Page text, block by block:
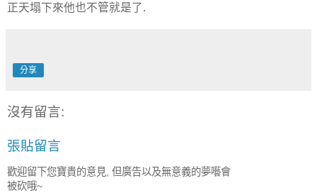
正天塌下來他也不管就是了.
分享
沒有留言:
張貼留言
歡迎留下您寶貴的意見, 但廣告以及無意義的夢囈會
被砍哦~